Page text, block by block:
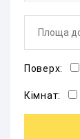
Поверх:
Кімнат: